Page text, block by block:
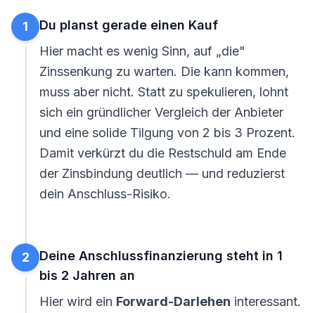
1
Du planst gerade einen Kauf
Hier macht es wenig Sinn, auf „die"
Zinssenkung zu warten. Die kann kommen,
muss aber nicht. Statt zu spekulieren, lohnt
sich ein gründlicher Vergleich der Anbieter
und eine solide Tilgung von 2 bis 3 Prozent.
Damit verkürzt du die Restschuld am Ende
der Zinsbindung deutlich — und reduzierst
dein Anschluss-Risiko.
2
Deine Anschlussfinanzierung steht in 1
bis 2 Jahren an
Hier wird ein Forward-Darlehen interessant.